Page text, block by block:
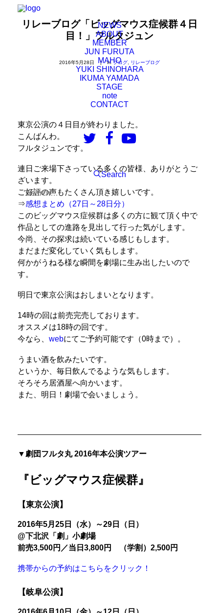
NEWS
ABOUT
MEMBER
JUN FURUTA
MAHO
YUKI SHINOHARA
IKUMA YAMADA
STAGE
note
CONTACT
Search
リレーブログ「ビッグマウス症候群４日
目！」フルタジュン
2016年5月28日 | In ブログ リレーブログ
東京公演の４日目が終わりました。
こんばんわ。
フルタジュンです。
連日ご来場下さっている多くの皆様、ありがとうご
ざいます。
ご好評の声もたくさん頂き嬉しいです。
⇒感想まとめ（27日～28日分）
このビッグマウス症候群は多くの方に観て頂く中で
作品としての進路を見出して行った気がします。
今尚、その探求は続いている感じもします。
まだまだ変化していく気もします。
何かがうねる様な瞬間を劇場に生み出したいので
す。
明日で東京公演はおしまいとなります。
14時の回は前売完売しております。
オススメは18時の回です。
今なら、 webにてご予約可能です（0時まで）。
うまい酒を飲みたいです。
というか、毎日飲んでるような気もします。
そろそろ居酒屋へ向かいます。
また、明日！劇場で会いましょう。
▼劇団フルタ丸 2016年本公演ツアー
『ビッグマウス症候群』
【東京公演】
2016年5月25日（水） ～29 日（日）
@下北沢「劇」 小劇場
前売3,500円／当日3,800円 （学割）2,500円
携帯からの予約はこちらをクリック！
【岐阜公演】